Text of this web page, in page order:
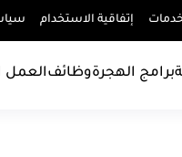
إتفاقية الاستخدام
برامج الهجرةوظائفالعمل